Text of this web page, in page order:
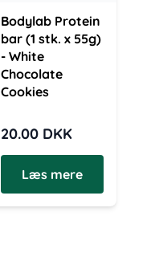
Bodylab Protein
bar (1 stk. x 55g)
- White
Chocolate
Cookies
20.00 DKK
Læs mere